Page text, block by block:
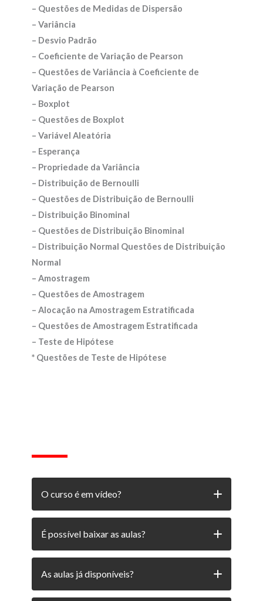
– Questões de Medidas de Dispersão
– Variância
– Desvio Padrão
– Coeficiente de Variação de Pearson
– Questões de Variância à Coeficiente de
Variação de Pearson
– Boxplot
– Questões de Boxplot
– Variável Aleatória
– Esperança
– Propriedade da Variância
– Distribuição de Bernoulli
– Questões de Distribuição de Bernoulli
– Distribuição Binominal
– Questões de Distribuição Binominal
– Distribuição Normal Questões de Distribuição
Normal
– Amostragem
– Questões de Amostragem
– Alocação na Amostragem Estratificada
– Questões de Amostragem Estratificada
– Teste de Hipótese
* Questões de Teste de Hipótese
O curso é em vídeo?
O foco do curso é videoaulas, mas um
aula, e serve para que você não perca tempo
É possível baixar as aulas?
No computador, é possível apenas baixar o
As aulas já disponíveis?